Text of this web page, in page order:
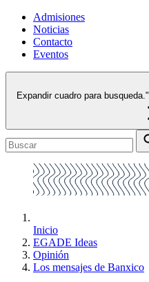
Admisiones
Noticias
Contacto
Eventos
Expandir cuadro para busqueda."
Inicio
EGADE Ideas
Opinión
Los mensajes de Banxico